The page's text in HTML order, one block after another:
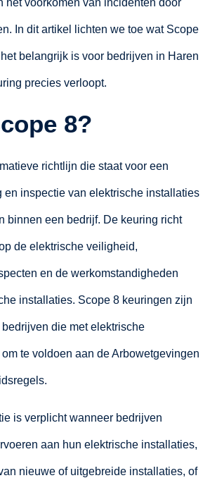
het voorkomen van incidenten door
In dit artikel lichten we toe wat Scope
belangrijk is voor bedrijven in Haren
precies verloopt.
8?
richtlijn die staat voor een
en inspectie van elektrische installaties
binnen een bedrijf. De keuring richt
de elektrische veiligheid,
en de werkomstandigheden
installaties. Scope 8 keuringen zijn
die met elektrische
te voldoen aan de Arbowetgevingen
is verplicht wanneer bedrijven
aan hun elektrische installaties,
nieuwe of uitgebreide installaties, of